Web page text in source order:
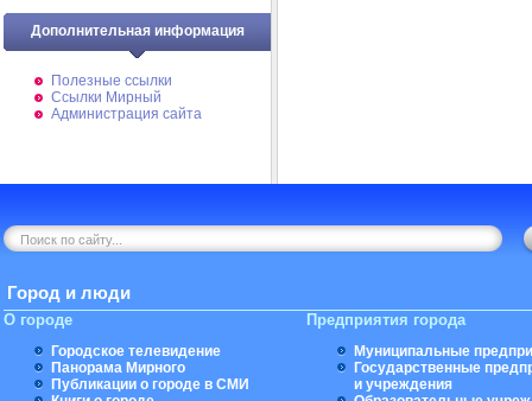
Дополнительная информация
Полезные ссылки
Ссылки Мирный
Администрация сайта
Город и люди
О городе
Городское телевидение
Панорама Мирного
Публикации о городе в СМИ
Предприятия города
Муниципальные
Государственные
и учреждения